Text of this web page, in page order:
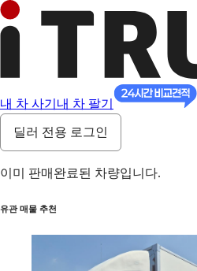
내 차 사기 내 차 팔기
딜러 전용 로그인
이미 판매완료된 차량입니다.
유관 매물 추천